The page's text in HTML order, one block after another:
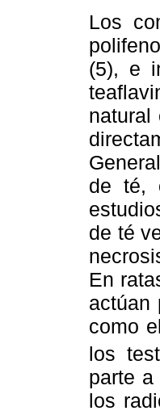
Los
(5), e
natural
de té,
de té
En
actúan
como
los
parte
los